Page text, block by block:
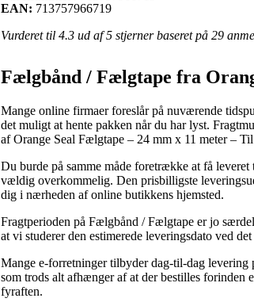
EAN: 713757966719
Vurderet til 4.3 ud af 5 stjerner baseret på 29
Fælgbånd / Fælgtape fra
Mange online firmaer foreslår på nuværende
det muligt at hente pakken når du har lyst.
af Orange Seal Fælgtape – 24 mm x 11 meter – Til
Du burde på samme måde foretrække at få
vældig overkommelig. Den prisbilligste
dig i nærheden af online butikkens hjemsted.
Fragtperioden på Fælgbånd / Fælgtape er jo
at vi studerer den estimerede leveringsdato ved
Mange e-forretninger tilbyder dag-til-dag levering
som trods alt afhænger af at der bestilles forinden
fyraften.